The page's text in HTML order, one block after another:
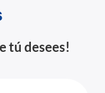
tú desees!